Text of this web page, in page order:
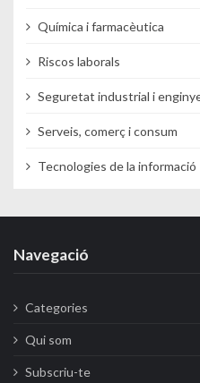
Química i farmacèutica
Riscos laborals
Seguretat industrial i
Serveis, comerç i consum
Tecnologies de la informació
Navegació
Categories
Qui som
Subscriu-te